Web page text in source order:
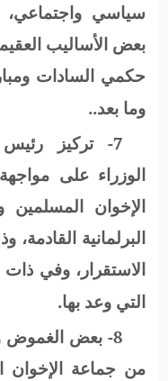
سياسي واجتماعي،
بعض الأساليب
وما بعد..
7- تركيز
الوزراء على
الإخوان المسلمين
البرلمانية
الاستقرار، وفي
التي وعد بها.
8- بعض الغموض
من جماعة الإخوان